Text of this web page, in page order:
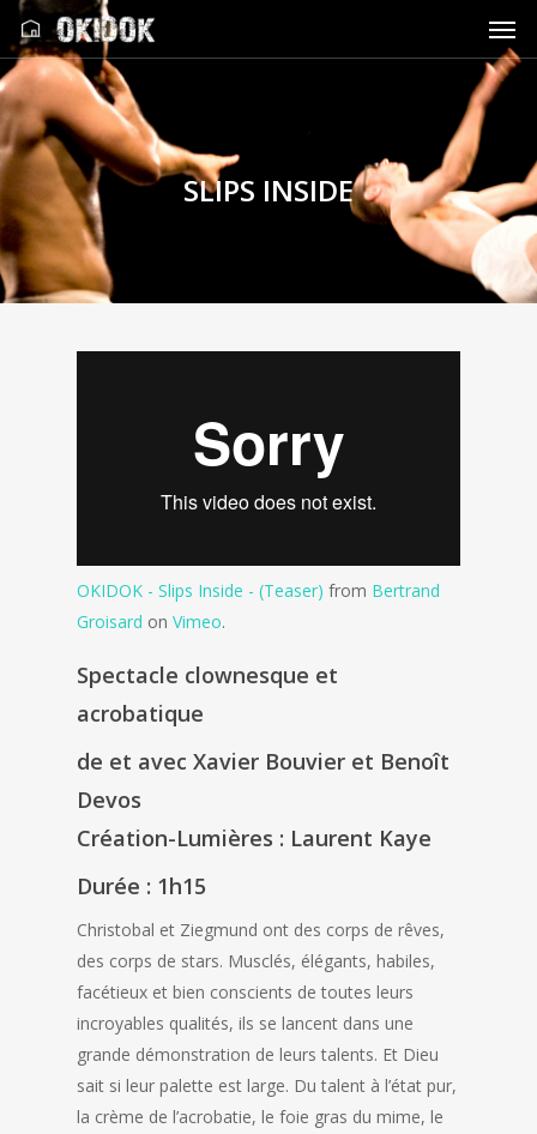
SLIPS INSIDE
OKIDOK - Slips Inside - (Teaser) from Bertrand
Groisard on Vimeo.
Spectacle clownesque et
acrobatique
de et avec Xavier Bouvier et Benoît
Devos
Création-Lumières : Laurent Kaye
Durée : 1h15
Christobal et Ziegmund ont des corps de rêves,
des corps de stars. Musclés, élégants, habiles,
facétieux et bien conscients de toutes leurs
incroyables qualités, ils se lancent dans une
grande démonstration de leurs talents. Et Dieu
sait si leur palette est large. Du talent à l’état pur,
la crème de l’acrobatie, le foie gras du mime, le